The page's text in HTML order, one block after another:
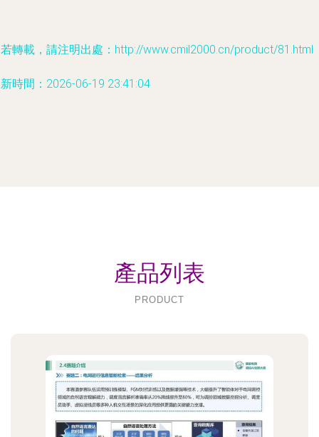
轉載，請注明出處：http://www.cmil2000.cn/product/81.html
時間：2026-06-19 23:41:04
產品列表
PRODUCT